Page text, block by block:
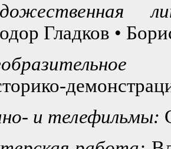
Гладков •
и телефильмы: